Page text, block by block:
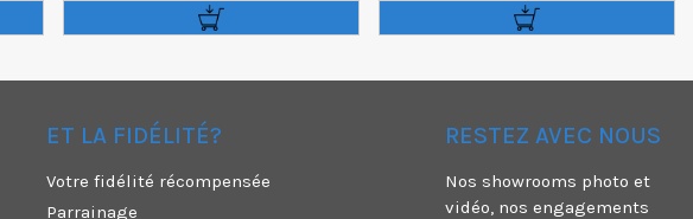
ET LA FIDÉLITÉ?
Votre fidélité récompensée
Parrainage
RESTEZ AVEC NOUS
Nos showrooms photo et
vidéo, nos engagements